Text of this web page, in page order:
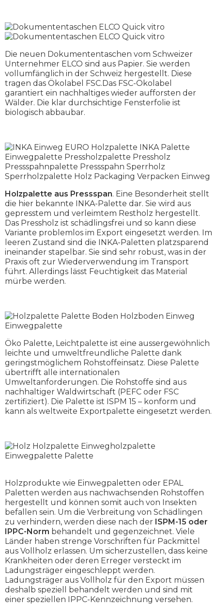
Die neuen Dokumententaschen vom Schweizer
Unternehmer ELCO sind aus Papier. Sie werden
vollumfänglich in der Schweiz hergestellt. Diese
tragen das Ökolabel FSC.Das FSC-Ökolabel
garantiert ein nachhaltiges wieder aufforsten der
Wälder. Die klar durchsichtige Fensterfolie ist
biologisch abbaubar.
Holzpalette aus Pressspan. Eine Besonderheit stellt
die hier bekannte INKA-Palette dar. Sie wird aus
gepresstem und verleimtem Restholz hergestellt.
Das Pressholz ist schädlingsfrei und so kann diese
Variante problemlos im Export eingesetzt werden. Im
leeren Zustand sind die INKA-Paletten platzsparend
ineinander stapelbar. Sie sind sehr robust, was in der
Praxis oft zur Wiederverwendung im Transport
führt. Allerdings lässt Feuchtigkeit das Material
mürbe werden.
Öko Palette, Leichtpalette ist eine aussergewöhnlich
leichte und umweltfreundliche Palette dank
geringstmöglichem Rohstoffeinsatz. Diese Palette
übertrifft alle internationalen
Umweltanforderungen. Die Rohstoffe sind aus
nachhaltiger Waldwirtschaft (PEFC oder FSC
zertifiziert). Die Palette ist ISPM 15 – konform und
kann als weltweite Exportpalette eingesetzt werden.
Holzprodukte wie Einwegpaletten oder EPAL
Paletten werden aus nachwachsenden Rohstoffen
hergestellt und können somit auch von Insekten
befallen sein. Um die Verbreitung von Schädlingen
zu verhindern, werden diese nach der ISPM-15 oder
IPPC-Norm behandelt und gegenzeichnet. Viele
Länder haben strenge Vorschriften für Packmittel
aus Vollholz erlassen. Um sicherzustellen, dass keine
Krankheiten oder deren Erreger versteckt im
Ladungsträger eingeschleppt werden.
Ladungsträger aus Vollholz für den Export müssen
deshalb speziell behandelt werden und sind mit
einer speziellen IPPC-Kennzeichnung versehen.